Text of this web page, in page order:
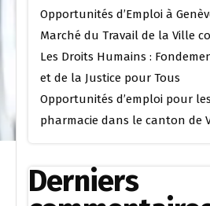
Opportunités d’Emploi à
Marché du Travail de la Ville
Les Droits Humains :
et de la Justice pour Tous
Opportunités d’emploi pour
pharmacie dans le canton de
Derniers